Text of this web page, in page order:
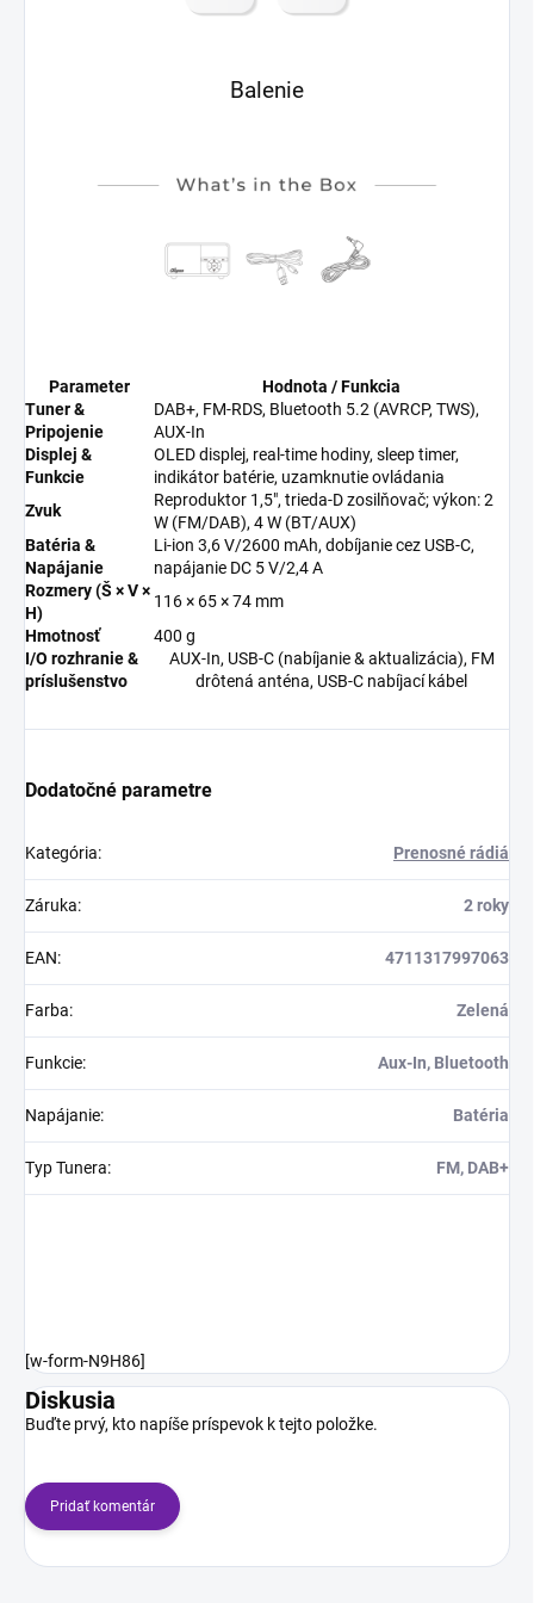
Balenie
Parameter
Hodnota / Funkcia
Tuner &
Pripojenie
DAB+, FM-RDS, Bluetooth 5.2 (AVRCP, TWS),
AUX-In
Displej &
Funkcie
OLED displej, real-time hodiny, sleep timer,
indikátor batérie, uzamknutie ovládania
Zvuk
Reproduktor 1,5″, trieda-D zosilňovač; výkon: 2
W (FM/DAB), 4 W (BT/AUX)
Batéria &
Napájanie
Li-ion 3,6 V/2600 mAh, dobíjanie cez USB-C,
napájanie DC 5 V/2,4 A
Rozmery (Š × V ×
H)
116 × 65 × 74 mm
Hmotnosť
400 g
I/O rozhranie &
príslušenstvo
AUX-In, USB-C (nabíjanie & aktualizácia), FM
drôtená anténa, USB-C nabíjací kábel
Dodatočné parametre
Kategória: Prenosné rádiá
Záruka: 2 roky
EAN: 4711317997063
Farba: Zelená
Funkcie: Aux-In, Bluetooth
Napájanie: Batéria
Typ Tunera: FM, DAB+
[w-form-N9H86]
Diskusia
Buďte prvý, kto napíše príspevok k tejto položke.
Pridať komentár